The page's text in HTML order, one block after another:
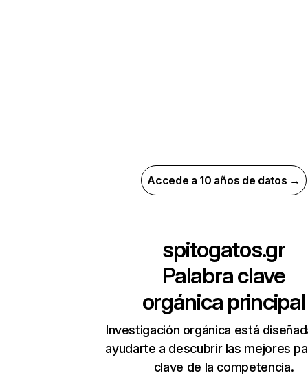
Accede a 10 años de datos →
spitogatos.gr
Palabra clave
orgánica principal
Investigación orgánica está
ayudarte a descubrir las mejores
clave de la competencia.